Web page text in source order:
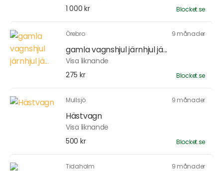
1 000 kr
Blocket.se
Örebro 9 månader
gamla vagnshjul järnhjul jä...
Visa liknande
275 kr
Blocket.se
Mullsjö 9 månader
Hästvagn
Visa liknande
500 kr
Blocket.se
Tidaholm 9 månader